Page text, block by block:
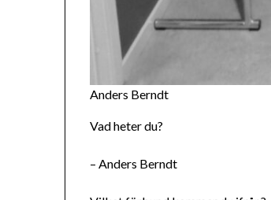
Anders Berndt
Vad heter du?
– Anders Berndt